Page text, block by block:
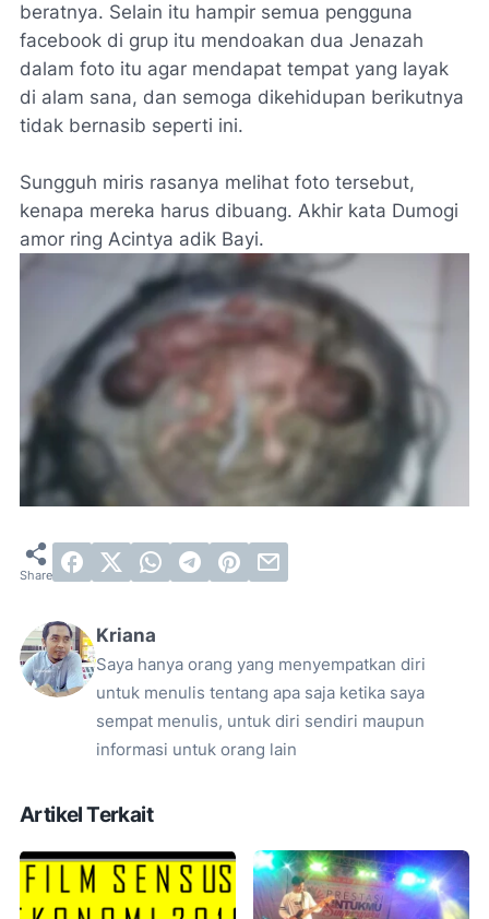
beratnya. Selain itu hampir semua pengguna
facebook di grup itu mendoakan dua Jenazah
dalam foto itu agar mendapat tempat yang layak
di alam sana, dan semoga dikehidupan berikutnya
tidak bernasib seperti ini.
Sungguh miris rasanya melihat foto tersebut,
kenapa mereka harus dibuang. Akhir kata Dumogi
amor ring Acintya adik Bayi.
Kriana
Saya hanya orang yang menyempatkan diri
untuk menulis tentang apa saja ketika saya
sempat menulis, untuk diri sendiri maupun
informasi untuk orang lain
Artikel Terkait